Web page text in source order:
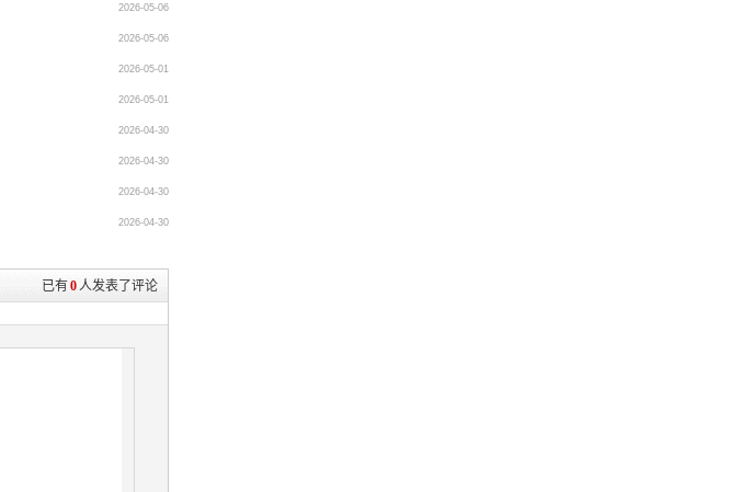
2026-05-06
2026-05-06
2026-05-01
2026-05-01
2026-04-30
2026-04-30
2026-04-30
2026-04-30
已有0人发表了评论